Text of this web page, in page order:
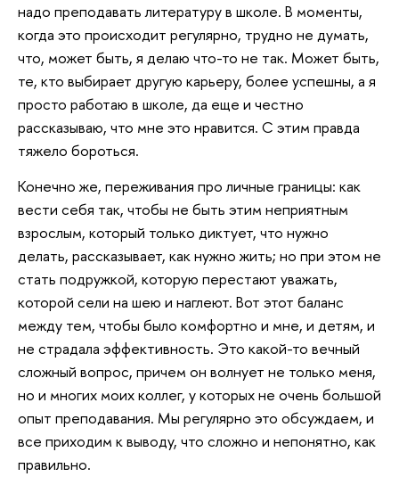
надо преподавать литературу в школе. В моменты,
когда это происходит регулярно, трудно не думать,
что, может быть, я делаю что-то не так. Может быть,
те, кто выбирает другую карьеру, более успешны, а я
просто работаю в школе, да еще и честно
рассказываю, что мне это нравится. С этим правда
тяжело бороться.
Конечно же, переживания про личные границы: как
вести себя так, чтобы не быть этим неприятным
взрослым, который только диктует, что нужно
делать, рассказывает, как нужно жить; но при этом не
стать подружкой, которую перестают уважать,
которой сели на шею и наглеют. Вот этот баланс
между тем, чтобы было комфортно и мне, и детям, и
не страдала эффективность. Это какой-то вечный
сложный вопрос, причем он волнует не только меня,
но и многих моих коллег, у которых не очень большой
опыт преподавания. Мы регулярно это обсуждаем, и
все приходим к выводу, что сложно и непонятно, как
правильно.